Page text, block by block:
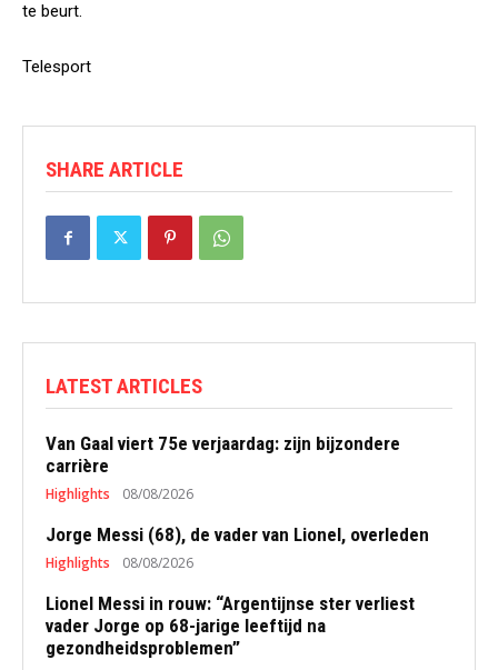
te beurt.
Telesport
SHARE ARTICLE
LATEST ARTICLES
Van Gaal viert 75e verjaardag: zijn bijzondere
carrière
Highlights 08/08/2026
Jorge Messi (68), de vader van Lionel, overleden
Highlights 08/08/2026
Lionel Messi in rouw: “Argentijnse ster verliest
vader Jorge op 68-jarige leeftijd na
gezondheidsproblemen”